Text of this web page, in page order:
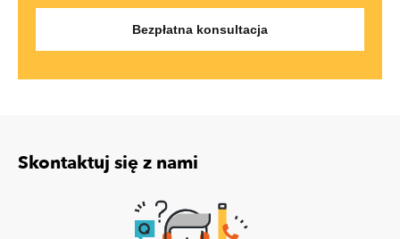
Bezpłatna konsultacja
Skontaktuj się z nami